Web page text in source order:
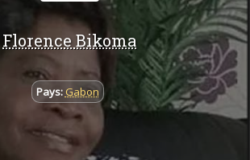
Florence Bikoma
Pays:Gabon